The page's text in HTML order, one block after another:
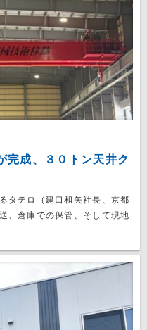
成、３０トン天井ク
タテロ（建口和矢社長、京都
、倉庫での保管、そして現地